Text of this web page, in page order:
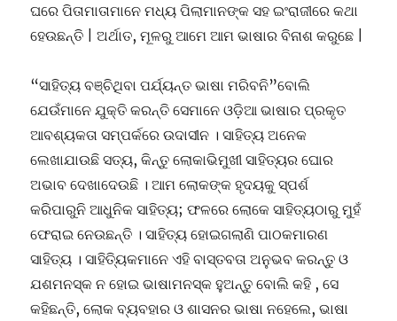
ଘରେ ପିତାମାତାମାନେ ମଧ୍ୟ ପିଲାମାନଙ୍କ ସହ ଇଂରାଜୀରେ କଥା
ହେଉଛନ୍ତି | ଅର୍ଥାତ, ମୂଳରୁ ଆମେ ଆମ ଭାଷାର ବିନାଶ କରୁଛେ |
“ସାହିତ୍ୟ ବଞ୍ଚିଥିବା ପର୍ଯ୍ୟନ୍ତ ଭାଷା ମରିବନି”ବୋଲି
ଯେଉଁମାନେ ଯୁକ୍ତି କରନ୍ତି ସେମାନେ ଓଡ଼ିଆ ଭାଷାର ପ୍ରକୃତ
ଆବଶ୍ୟକତା ସମ୍ପର୍କରେ ଉଦାସୀନ । ସାହିତ୍ୟ ଅନେକ
ଲେଖାଯାଉଛି ସତ୍ୟ, କିନ୍ତୁ ଲୋକାଭିମୁଖୀ ସାହିତ୍ୟର ଘୋର
ଅଭାବ ଦେଖାଦେଉଛି । ଆମ ଲୋକଙ୍କ ହୃଦୟକୁ ସ୍ପର୍ଶ
କରିପାରୁନି ଆଧୁନିକ ସାହିତ୍ୟ; ଫଳରେ ଲୋକେ ସାହିତ୍ୟଠାରୁ ମୁହଁ
ଫେରାଇ ନେଉଛନ୍ତି । ସାହିତ୍ୟ ହୋଇଗଲାଣି ପାଠକମାରଣ
ସାହିତ୍ୟ । ସାହିତ୍ୟିକମାନେ ଏହି ବାସ୍ତବତା ଅନୁଭବ କରନ୍ତୁ ଓ
ଯଶମନସ୍କ ନ ହୋଇ ଭାଷାମନସ୍କ ହୁଅନ୍ତୁ ବୋଲି କହି , ସେ
କହିଛନ୍ତି, ଲୋକ ବ୍ୟବହାର ଓ ଶାସନର ଭାଷା ନହେଲେ, ଭାଷା